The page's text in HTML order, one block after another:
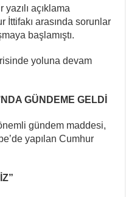
açıklama
İttifakı arasında sorunlar
başlamıştı.
yoluna devam
GÜNDEME GELDİ
gündem maddesi,
yapılan Cumhur